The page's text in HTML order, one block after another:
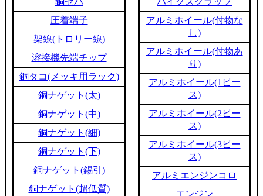
圧着端子
架線(トロリー線)
溶接機先端チップ
銅タコ(メッキ用ラック)
銅ナゲット(太)
銅ナゲット(中)
銅ナゲット(細)
銅ナゲット(下)
銅ナゲット(錫引)
銅ナゲット(超低質)
アルミホイール(付物な
し)
アルミホイール(付物あ
り)
アルミホイール(1ピー
ス)
アルミホイール(2ピー
ス)
アルミホイール(3ピー
ス)
アルミエンジンコロ
エンジン